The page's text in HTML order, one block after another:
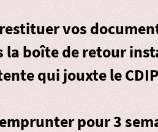
vos
la boîte de retour
qui jouxte le
pour 3